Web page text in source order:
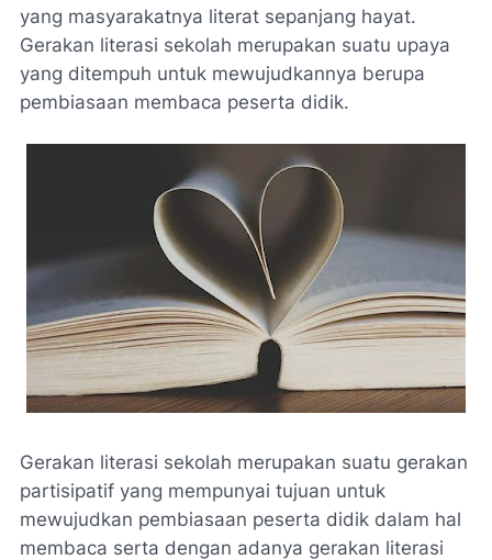
yang masyarakatnya literat sepanjang hayat.
Gerakan literasi sekolah merupakan suatu upaya
yang ditempuh untuk mewujudkannya berupa
pembiasaan membaca peserta didik.
Gerakan literasi sekolah merupakan suatu gerakan
partisipatif yang mempunyai tujuan untuk
mewujudkan pembiasaan peserta didik dalam hal
membaca serta dengan adanya gerakan literasi